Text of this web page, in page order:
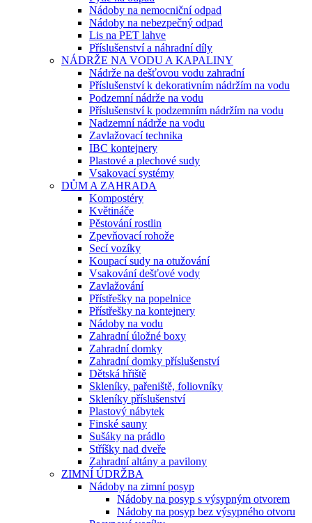
Nádoby na nemocniční odpad
Nádoby na nebezpečný odpad
Lis na PET lahve
Příslušenství a náhradní díly
NÁDRŽE NA VODU A KAPALINY
Nádrže na dešťovou vodu zahradní
Příslušenství k dekorativním nádržím na vodu
Podzemní nádrže na vodu
Příslušenství k podzemním nádržím na vodu
Nadzemní nádrže na vodu
Zavlažovací technika
IBC kontejnery
Plastové a plechové sudy
Vsakovací systémy
DŮM A ZAHRADA
Kompostéry
Květináče
Pěstování rostlin
Zpevňovací rohože
Secí vozíky
Koupací sudy na otužování
Vsakování dešťové vody
Zavlažování
Přístřešky na popelnice
Přístřešky na kontejnery
Nádoby na vodu
Zahradní úložné boxy
Zahradní domky
Zahradní domky příslušenství
Dětská hřiště
Skleníky, pařeniště, foliovníky
Skleníky příslušenství
Plastový nábytek
Finské sauny
Sušáky na prádlo
Stříšky nad dveře
Zahradní altány a pavilony
ZIMNÍ ÚDRŽBA
Nádoby na zimní posyp
Nádoby na posyp s výsypným otvorem
Nádoby na posyp bez výsypného otvoru